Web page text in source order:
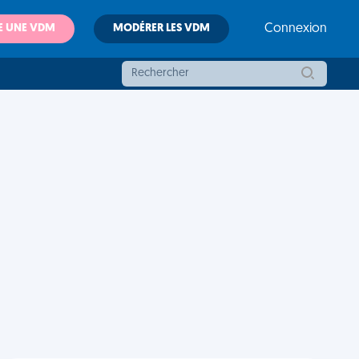
UNE VDM MODÉRER LES VDM Connexion